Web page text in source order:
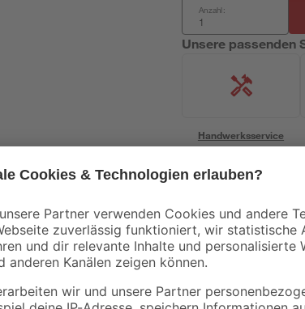
Anzahl:
Unsere passenden
Handwerksservice
Bestseller Mengenrabatt